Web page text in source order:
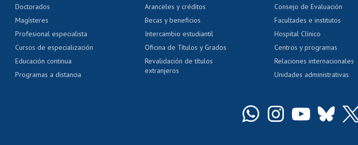
Certificado de títulos y grados
Postulación al AUCAI
Mi Uchile Ayuda tecnológica Tarjeta TUI
Doctorados
Magísteres
Profesional especialista
Cursos de especialización
Educación continua
Programas a distancia
Aranceles y créditos
Becas y beneficios
Intercambio estudiantil
Oficina de Títulos y Grados
Revalidación de títulos
extranjeros
Consejo de Evaluación
Facultades e institutos
Hospital Clínico
Centros y programas
Relaciones internacionales
Unidades administrativas